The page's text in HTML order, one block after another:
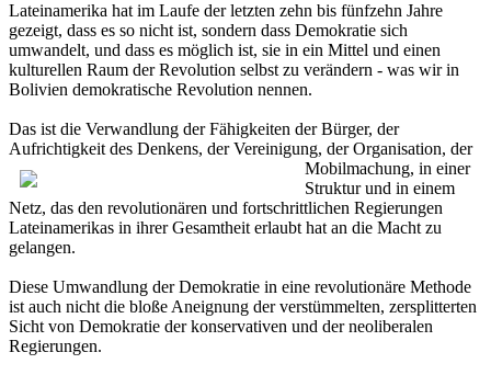
Lateinamerika hat im Laufe der letzten zehn bis fünfzehn Jahre
gezeigt, dass es so nicht ist, sondern dass Demokratie sich
umwandelt, und dass es möglich ist, sie in ein Mittel und einen
kulturellen Raum der Revolution selbst zu verändern - was wir in
Bolivien demokratische Revolution nennen.
Das ist die Verwandlung der Fähigkeiten der Bürger, der
Aufrichtigkeit des Denkens, der Vereinigung, der Organisation, der
Mobilmachung, in einer
Struktur und in einem
Netz, das den revolutionären und fortschrittlichen Regierungen
Lateinamerikas in ihrer Gesamtheit erlaubt hat an die Macht zu
gelangen.
Diese Umwandlung der Demokratie in eine revolutionäre Methode
ist auch nicht die bloße Aneignung der verstümmelten, zersplitterten
Sicht von Demokratie der konservativen und der neoliberalen
Regierungen.